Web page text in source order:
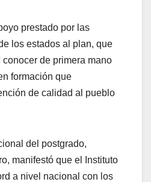
prestado por las
los estados al plan, que
de primera mano
formación que
de calidad al pueblo
del postgrado,
manifestó que el Instituto
a nivel nacional con los